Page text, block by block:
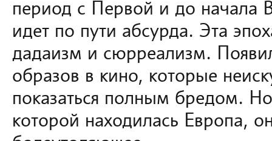
период с Первой и до начала
идет по пути абсурда. Эта
дадаизм и сюрреализм.
образов в кино, которые
показаться полным бредом.
которой находилась Европа,